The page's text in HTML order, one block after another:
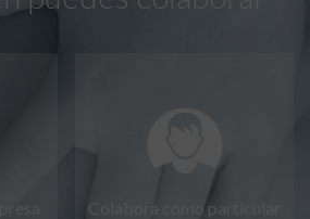
Colabora como particular